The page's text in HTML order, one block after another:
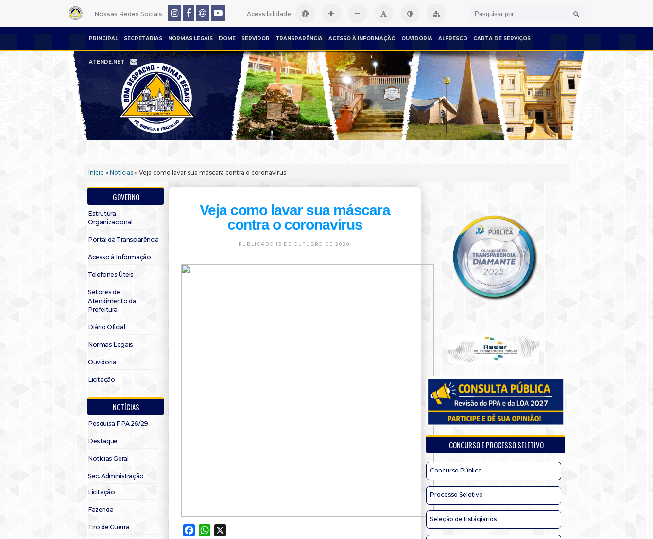
Nossas Redes Sociais Acessibilidade
PRINCIPAL SECRETARIAS NORMAS LEGAIS DOME SERVIDOR TRANSPARÊNCIA ACESSO À INFORMAÇÃO OUVIDORIA ALFRESCO CARTA DE SERVIÇOS
ATENDE.NET
Início » Notícias » Veja como lavar sua máscara contra o coronavírus
GOVERNO
Estrutura
Organizacional
Portal da Transparência
Acesso à Informação
Telefones Úteis
Setores de
Atendimento da
Prefeitura
Diário Oficial
Normas Legais
Ouvidoria
Licitação
NOTÍCIAS
Pesquisa PPA 26/29
Destaque
Notícias Geral
Sec. Administração
Licitação
Fazenda
Tiro de Guerra
Veja como lavar sua máscara
contra o coronavírus
PUBLICADO 13 DE OUTUBRO DE 2020.
FacebookWhatsApp
CONCURSO E PROCESSO SELETIVO
Concurso Público
Processo Seletivo
Seleção de Estágiarios